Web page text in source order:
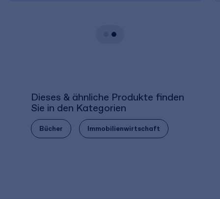
Dieses & ähnliche Produkte finden
Sie in den Kategorien
Bücher Immobilienwirtschaft